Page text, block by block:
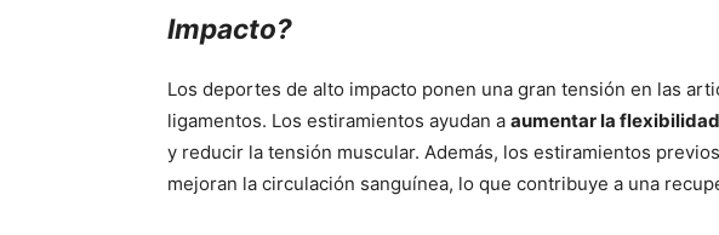
Impacto?
Los deportes de alto impacto ponen una gran tensión en las
ligamentos. Los estiramientos ayudan a aumentar la flexibilidad
y reducir la tensión muscular. Además, los estiramientos
mejoran la circulación sanguínea, lo que contribuye a una